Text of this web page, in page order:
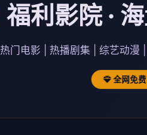
福利影院 ·
热门电影 | 热播剧集 | 综艺动漫
全网免费